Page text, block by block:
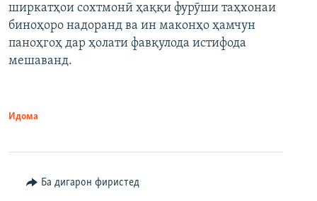
ширкатҳои сохтмонӣ ҳаққи фурӯши таҳхонаи
биноҳоро надоранд ва ин маконҳо ҳамчун
паноҳгоҳ дар ҳолати фавқулода истифода
мешаванд.
Идома
Ба дигарон фиристед